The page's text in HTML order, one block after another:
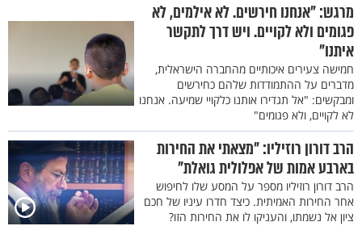
מרגש: "אנחנו חירשים. לא אילמים, לא
פגומים ולא לקויים. ויש דרך לתקשר
איתנו"
חמישה צעירים איכותיים מהחברה הישראלית,
מדברים על ההתמודדות שלהם כחירשים
ומבקשים: "אל תגדירו אותנו כלקויי שמיעה. אנחנו
לא לקויים, ולא פגומים"
הרב דורון רוזיליו: "מצאתי את החירות
בארבע אמות של אפלולית גואלת"
הרב דורון רוזיליו מספר על המסע שלו לחיפוש
אחר החירות האמיתית. כיצד חדרו עיניו של חכם
ציון אל נשמתו, והעניקו לו את החירות הזו?